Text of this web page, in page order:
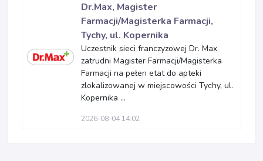
Dr.Max, Magister
Farmacji/Magisterka Farmacji,
Tychy, ul. Kopernika
Uczestnik sieci franczyzowej Dr. Max
zatrudni Magister Farmacji/Magisterka
Farmacji na pełen etat do apteki
zlokalizowanej w miejscowości Tychy, ul.
Kopernika ...
2026-08-04 14:02